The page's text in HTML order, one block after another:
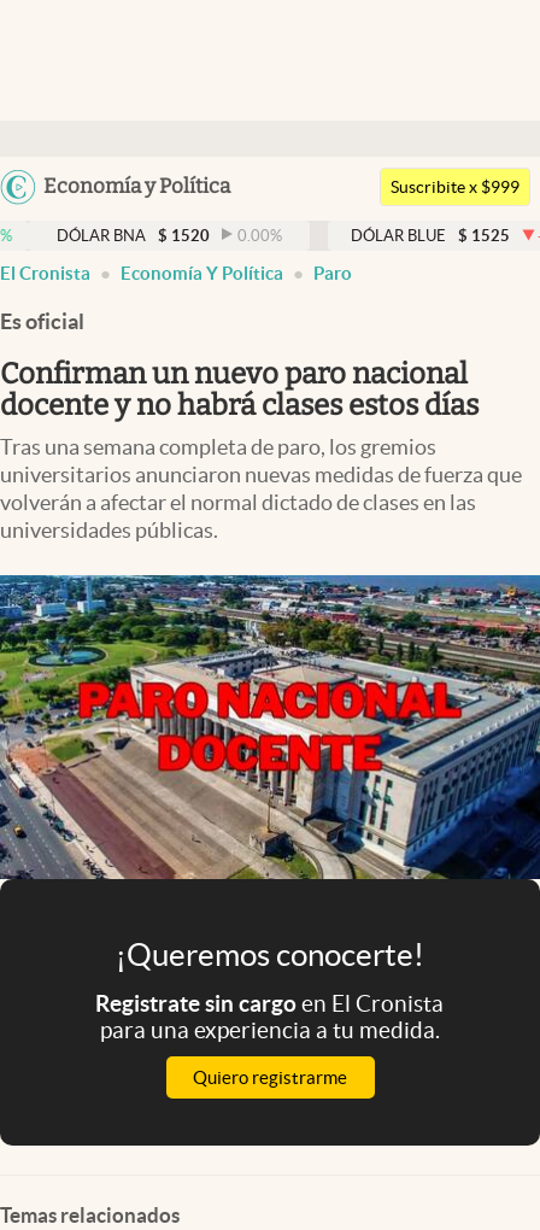
Argentina
Uruguay
Economía y Política
Members
Economía y Política
Finanzas y Mercados
Mercados Online
Negocios
Columnistas
Apertura
Clase
Clima
Mundial 2026
Eventos Corporativos
El Cronista Studio
Mediakit
abre en nueva pestaña
Suscribite x $999
BNA $ 1520 0.00% DÓLAR BLUE $ 1525 -0.33%
El Cronista Economía Y Política Paro
Es oficial
Confirman un nuevo paro nacional
docente y no habrá clases estos días
Tras una semana completa de paro, los gremios
universitarios anunciaron nuevas medidas de fuerza que
volverán a afectar el normal dictado de clases en las
universidades públicas.
¡Queremos conocerte!
Registrate sin cargoen El Cronista
para una experiencia a tu medida.
Quiero registrarme
Temas relacionados